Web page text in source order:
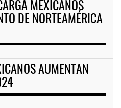
MEXICANOS
DE NORTEAMÉRICA
AUMENTAN